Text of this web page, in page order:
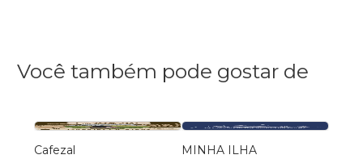
Você também pode gostar de
Cafezal
MINHA ILHA